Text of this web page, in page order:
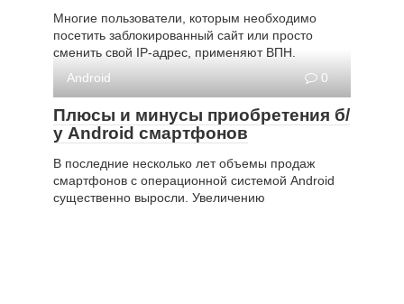
Многие пользователи, которым необходимо
посетить заблокированный сайт или просто
сменить свой IP-адрес, применяют ВПН.
Android
0
Плюсы и минусы приобретения б/
у Android смартфонов
В последние несколько лет объемы продаж
смартфонов с операционной системой Android
существенно выросли. Увеличению